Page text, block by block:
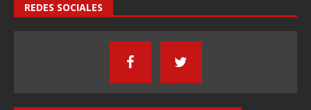
REDES SOCIALES